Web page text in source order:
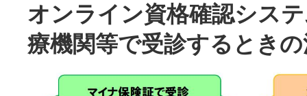
オンライン資格確認シス
療機関等で受診するとき